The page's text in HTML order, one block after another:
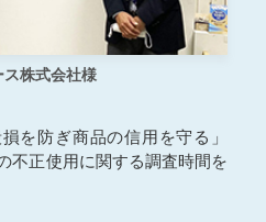
ス株式会社様
を防ぎ商品の信用を守る」
不正使用に関する調査時間を